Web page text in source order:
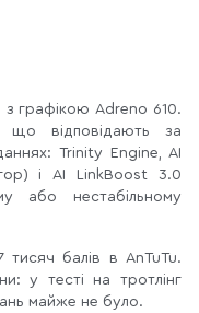
графікою Adreno 610.
що відповідають за
Trinity Engine, AI
і AI LinkBoost 3.0
або нестабільному
тисяч балів в AnTuTu.
у тесті на тротлінг
майже не було.